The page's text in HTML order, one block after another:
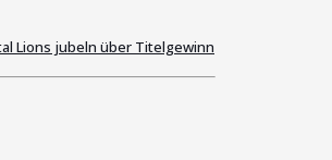
Lions jubeln über Titelgewinn